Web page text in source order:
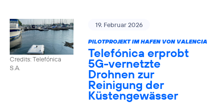
Credits: Telefónica
S.A.
19. Februar 2026
PILOTPROJEKT IM HAFEN VON VALENCIA
Telefónica erprobt
5G-vernetzte
Drohnen zur
Reinigung der
Küstengewässer